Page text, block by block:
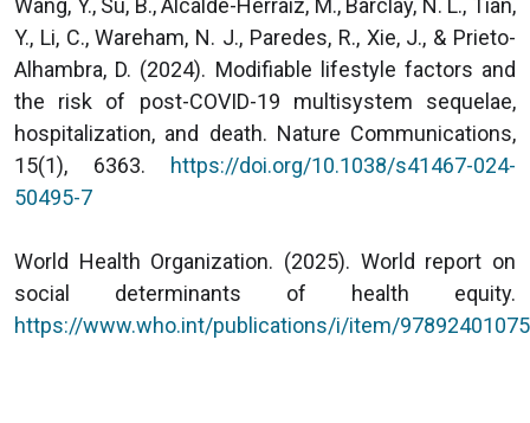
Y., Li, C., Wareham, N. J., Paredes, R., Xie, J., & Prieto-
Alhambra, D. (2024). Modifiable lifestyle factors and
the risk of post-COVID-19 multisystem sequelae,
hospitalization, and death. Nature Communications,
15(1), 6363. https://doi.org/10.1038/s41467-024-
50495-7
World Health Organization. (2025). World report on
social determinants of health equity.
https://www.who.int/publications/i/item/